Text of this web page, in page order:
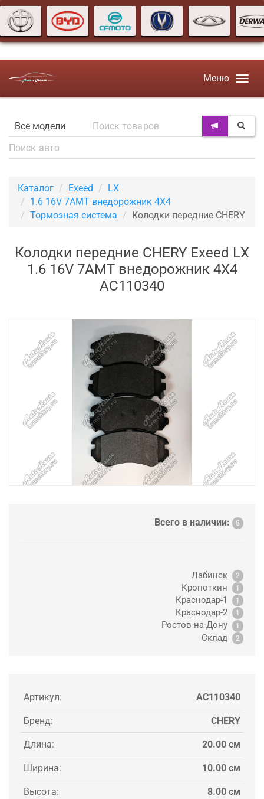
Меню
Каталог Exeed
LX
1.6 16V 7AMT внедорожник 4X4
Тормозная система
Колодки передние CHERY
Колодки передние CHERY Exeed LX
1.6 16V 7AMT внедорожник 4X4
AC110340
Всего в наличии: 8
Лабинск 2
Кропоткин 1
Краснодар-1 1
Краснодар-2 1
Ростов-на-Дону 1
Склад 2
Артикул: AC110340
Бренд: CHERY
Длина: 20.00 см
Ширина: 10.00 см
Высота: 8.00 см